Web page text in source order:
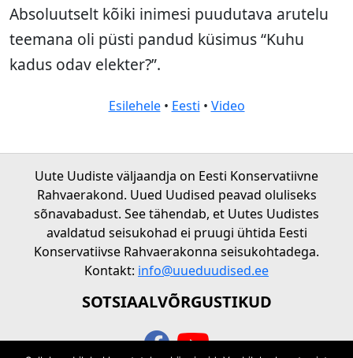
Absoluutselt kõiki inimesi puudutava arutelu
teemana oli püsti pandud küsimus “Kuhu
kadus odav elekter?”.
Esilehele• Eesti • Video
Uute Uudiste väljaandja on Eesti Konservatiivne
Rahvaerakond. Uued Uudised peavad oluliseks
sõnavabadust. See tähendab, et Uutes Uudistes
avaldatud seisukohad ei pruugi ühtida Eesti
Konservatiivse Rahvaerakonna seisukohtadega.
Kontakt: info@uueduudised.ee
SOTSIAALVÕRGUSTIKUD